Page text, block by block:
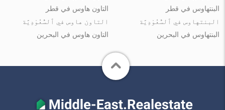
البنتهاوس في قطر
البنتهاوس في ٱلسُّعُوْدِيَّة
البنتهاوس في البحرين
التاون هاوس في قطر
التاون هاوس في ٱلسُّعُوْدِيَّة
التاون هاوس في البحرين